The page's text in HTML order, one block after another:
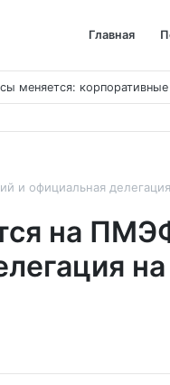
Главная
меняется: корпоративные
и официальная
на